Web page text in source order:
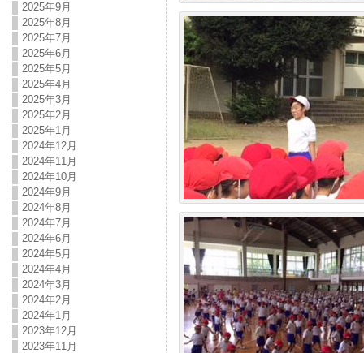
2025年9月
2025年8月
2025年7月
2025年6月
2025年5月
2025年4月
2025年3月
2025年2月
2025年1月
2024年12月
2024年11月
2024年10月
2024年9月
2024年8月
2024年7月
2024年6月
2024年5月
2024年4月
2024年3月
2024年2月
2024年1月
2023年12月
2023年11月